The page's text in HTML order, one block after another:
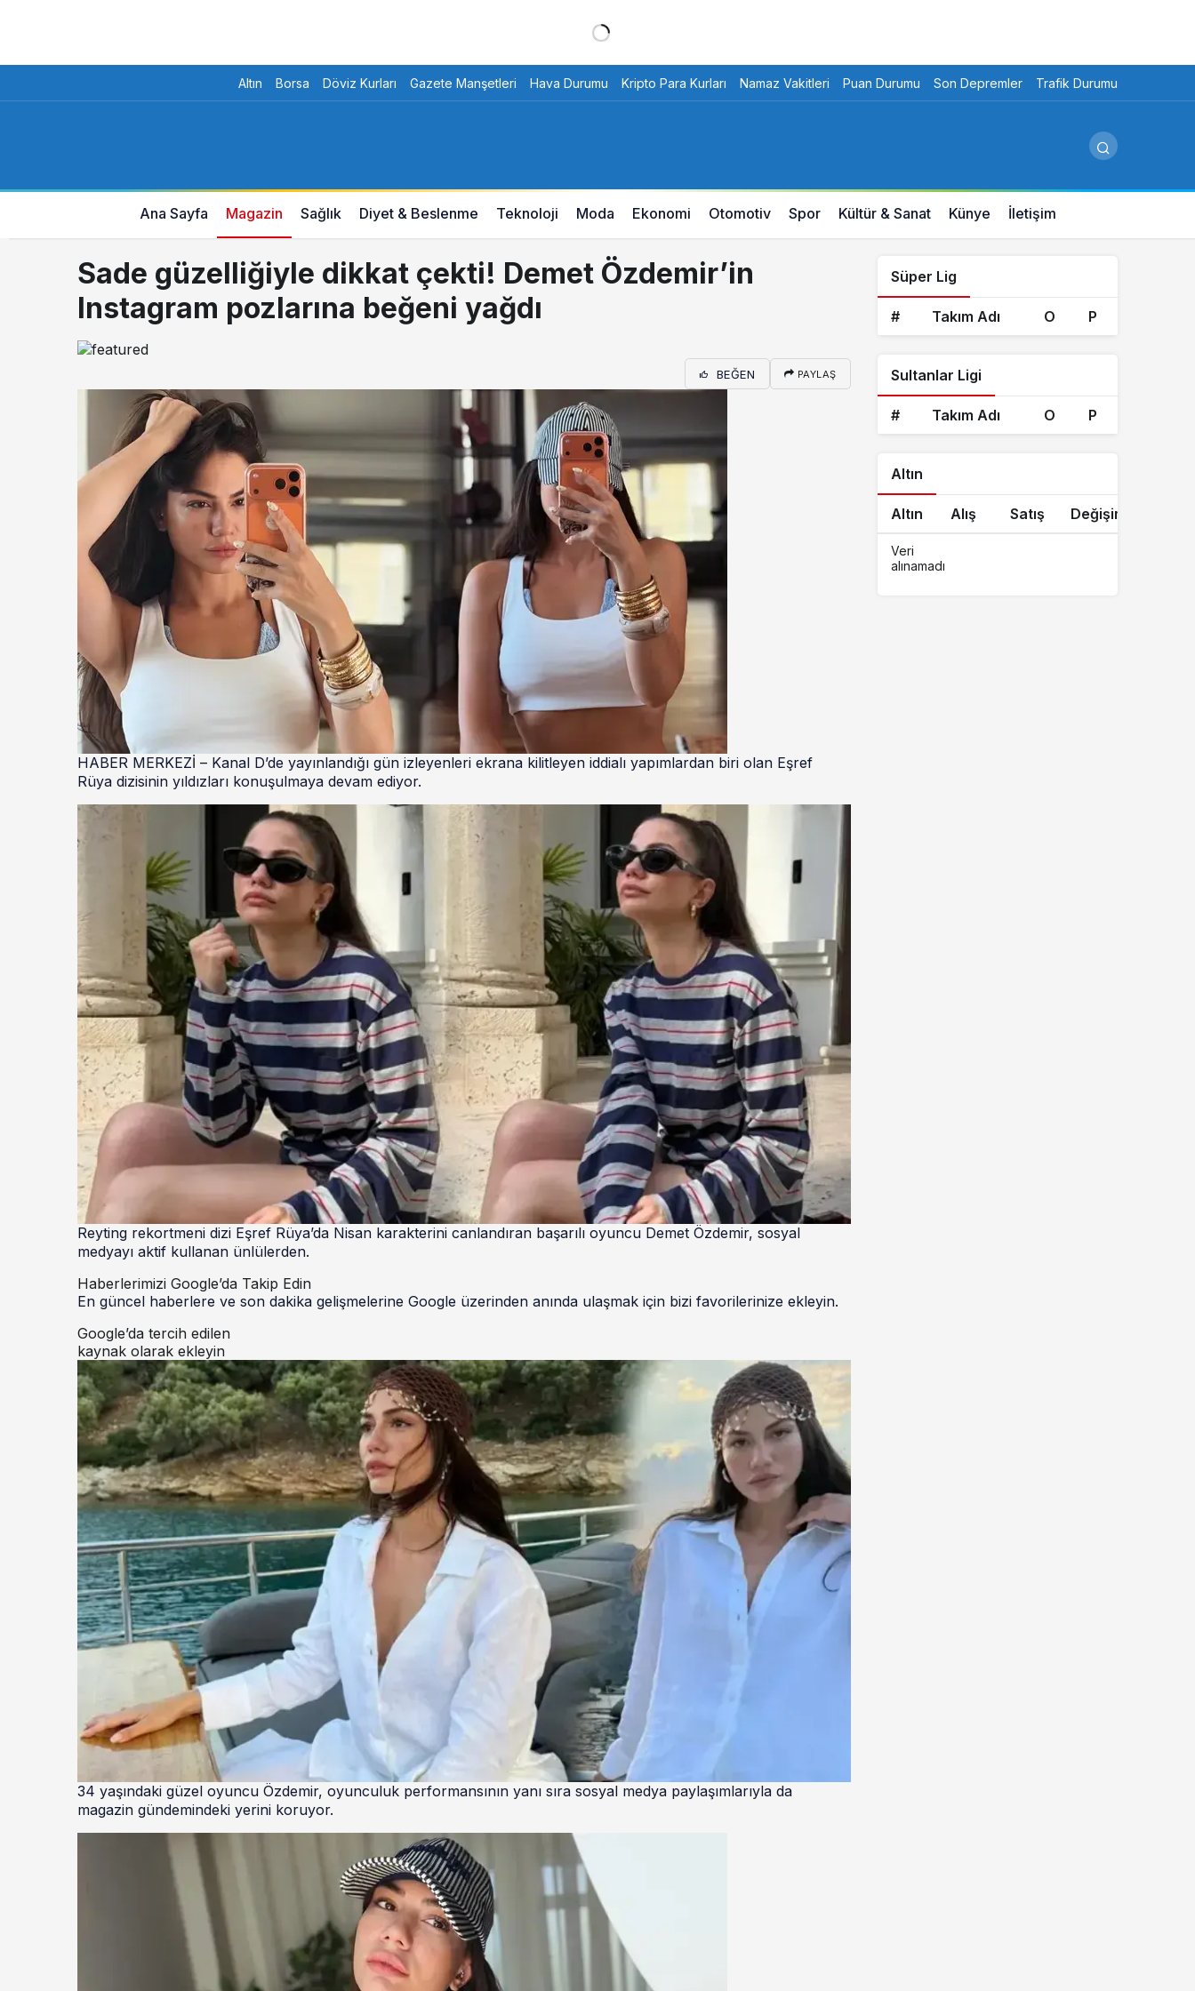
Altın Borsa Döviz Kurları Gazete Manşetleri Hava Durumu Kripto Para Kurları Namaz Vakitleri Puan Durumu Son Depremler Trafik Durumu
Ana Sayfa Magazin Sağlık Diyet & Beslenme Teknoloji Moda Ekonomi Otomotiv Spor Kültür & Sanat Künye İletişim
Sade güzelliğiyle dikkat çekti! Demet Özdemir’in
Instagram pozlarına beğeni yağdı
BEĞEN PAYLAŞ
HABER MERKEZİ – Kanal D’de yayınlandığı gün izleyenleri ekrana kilitleyen iddialı yapımlardan biri olan Eşref
Rüya dizisinin yıldızları konuşulmaya devam ediyor.
Reyting rekortmeni dizi Eşref Rüya’da Nisan karakterini canlandıran başarılı oyuncu Demet Özdemir, sosyal
medyayı aktif kullanan ünlülerden.
Haberlerimizi Google’da Takip Edin
En güncel haberlere ve son dakika gelişmelerine Google üzerinden anında ulaşmak için bizi favorilerinize ekleyin.
Google’da tercih edilen
kaynak olarak ekleyin
34 yaşındaki güzel oyuncu Özdemir, oyunculuk performansının yanı sıra sosyal medya paylaşımlarıyla da
magazin gündemindeki yerini koruyor.
Süper Lig
# Takım Adı O P
Sultanlar Ligi
# Takım Adı O P
Altın
Altın Alış Satış Değişim
Veri
alınamadı